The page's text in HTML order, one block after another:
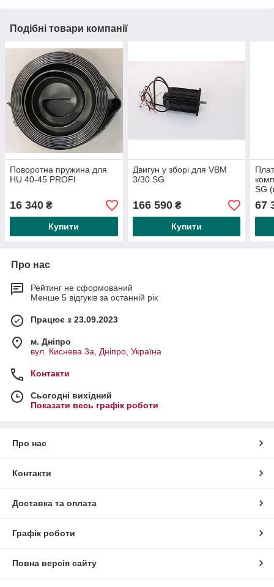
Подібні товари компанії
Поворотна пружина для
HU 40-45 PROFI
16 340 ₴
Купити
Двигун у зборі для VBM
3/30 SG
166 590₴
Купити
SG
67
Про нас
Рейтинг не сформований
Менше 5 відгуків за останній рік
Працює з 23.09.2023
м. Дніпро
вул. Киснева 3а, Дніпро, Україна
Контакти
Сьогодні вихідний
Показати весь графік роботи
Про нас
Контакти
Доставка та оплата
Графік роботи
Повна версія сайту